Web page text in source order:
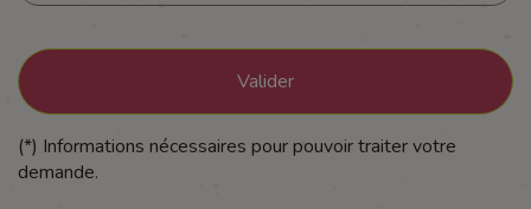
Valider
(*) Informations nécessaires pour pouvoir traiter votre
demande.